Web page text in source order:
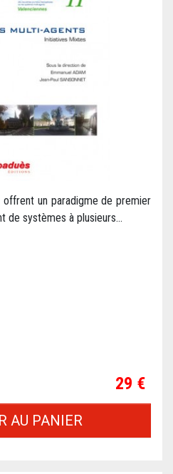
un paradigme de premier
de systèmes à plusieurs...
Prix
29 €
AU PANIER